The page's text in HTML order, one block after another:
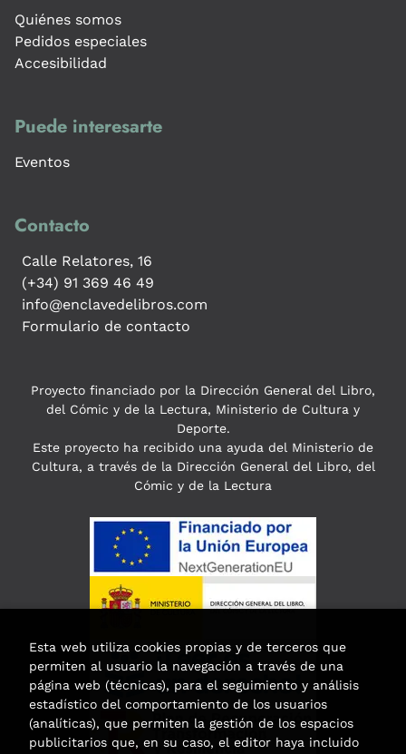
Quiénes somos
Pedidos especiales
Accesibilidad
Puede interesarte
Eventos
Contacto
Calle Relatores, 16
(+34) 91 369 46 49
info@enclavedelibros.com
Formulario de contacto
Proyecto financiado por la Dirección General del Libro,
del Cómic y de la Lectura, Ministerio de Cultura y
Deporte.
Este proyecto ha recibido una ayuda del Ministerio de
Cultura, a través de la Dirección General del Libro, del
Cómic y de la Lectura
Esta web utiliza cookies propias y de terceros que
permiten al usuario la navegación a través de una
página web (técnicas), para el seguimiento y análisis
estadístico del comportamiento de los usuarios
(analíticas), que permiten la gestión de los espacios
publicitarios que, en su caso, el editor haya incluido